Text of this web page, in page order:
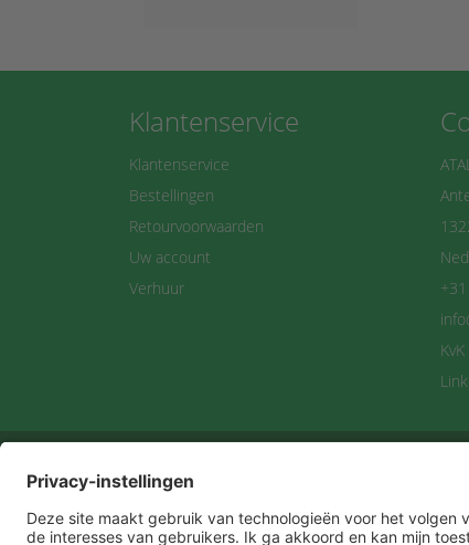
Klantenservice
Klantenservice
Bestellingen
Retourvoorwaarden
Uw account
Verhuur